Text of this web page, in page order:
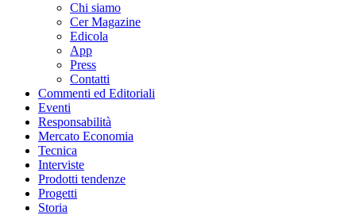
Chi siamo
Cer Magazine
Edicola
App
Press
Contatti
Commenti ed Editoriali
Eventi
Responsabilità
Mercato Economia
Tecnica
Interviste
Prodotti tendenze
Progetti
Storia